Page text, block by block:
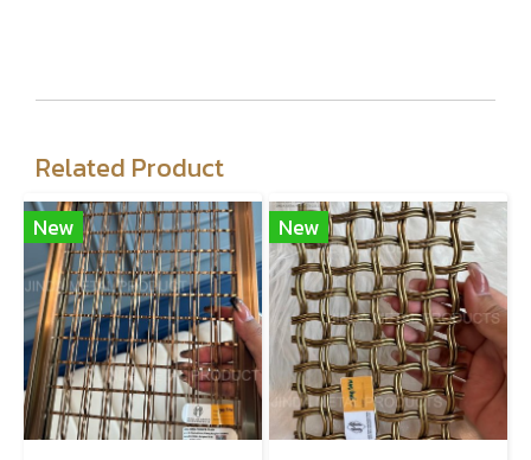
Related Product
New New